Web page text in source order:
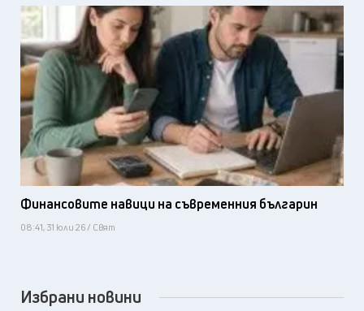
Финансовите навици на съвременния българин
08:41, 31 юли 26 / Свят
Избрани новини